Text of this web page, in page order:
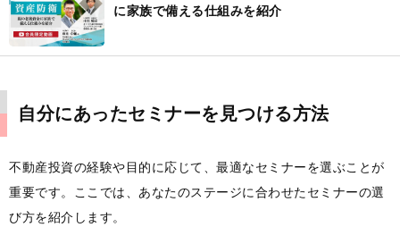
に家族で備える仕組みを紹介
自分にあったセミナーを見つける方法
不動産投資の経験や目的に応じて、最適なセミナーを選ぶことが
重要です。ここでは、あなたのステージに合わせたセミナーの選
び方を紹介します。